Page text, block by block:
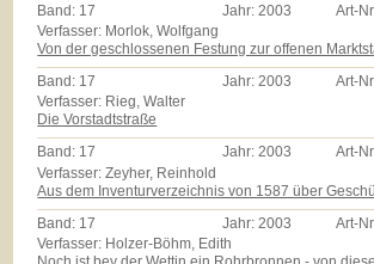
Band: 17 Jahr: 2003 Art-
Verfasser: Morlok, Wolfgang
Von der geschlossenen Festung zur offenen
Band: 17 Jahr:2003 Art-
Verfasser: Rieg, Walter
Die Vorstadtstraße
Band: 17 Jahr:2003 Art-
Verfasser: Zeyher, Reinhold
Aus dem Inventurverzeichnis von 1587 über
Band: 17 Jahr:2003 Art-
Verfasser: Holzer-Böhm, Edith